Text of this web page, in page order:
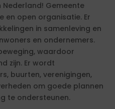
Gemeente
en open organisatie. Er
in samenleving en
en ondernemers.
waardoor
zijn. Er wordt
buurten, verenigingen,
om goede plannen
te ondersteunen.